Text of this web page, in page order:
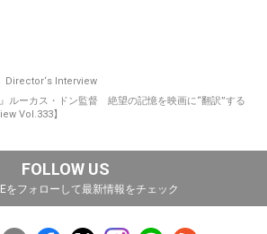
Director‘s Interview
』ルーカス・ドン監督 絶望の記憶を映画に“翻訳”する
Vol.333】
FOLLOW US
をフォローして最新情報をチェック